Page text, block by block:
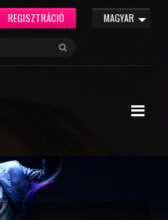
MAGYAR
REGISZTRÁCIÓ